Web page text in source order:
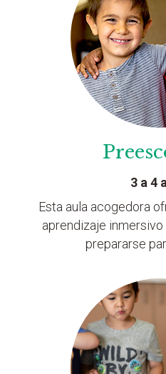
3 a 4
Esta aula acogedora
aprendizaje inmersivo
prepararse